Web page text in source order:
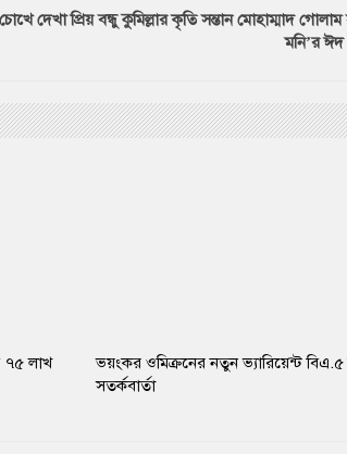
দেখা প্রিয় বন্ধু কুমিল্লার কৃতি সন্তান মোহাম্মাদ
মনি’র
৭৫ লাখ
ভয়ংকর ওমিক্রনের নতুন ভ্যারিয়েন্ট বিএ.৫
সতর্কবার্তা